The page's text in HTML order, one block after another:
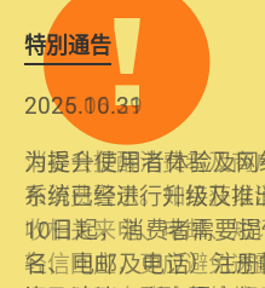
特別通告
2026.06.29
消委会提醒消费者及
布消费警示。如接获
收相关来电、电邮、
轻信回应，更应避免
2025.10.31
为提升使用者体验及
系统已经进行升级及
10日起，消费者需要
名、电邮及电话）注